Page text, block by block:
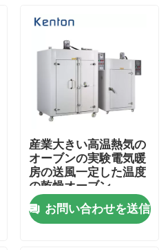
産業大きい高温熱気の
オーブンの実験電気暖
房の送風一定した温度
の乾燥オーブン
お問い合わせを送信